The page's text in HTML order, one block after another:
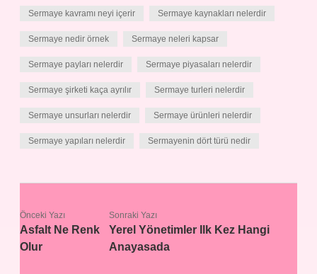
Sermaye kavramı neyi içerir Sermaye kaynakları nelerdir
Sermaye nedir örnek Sermaye neleri kapsar
Sermaye payları nelerdir Sermaye piyasaları nelerdir
Sermaye şirketi kaça ayrılır Sermaye turleri nelerdir
Sermaye unsurları nelerdir Sermaye ürünleri nelerdir
Sermaye yapıları nelerdir Sermayenin dört türü nedir
Önceki Yazı
Asfalt Ne Renk
Olur
Sonraki Yazı
Yerel Yönetimler Ilk Kez Hangi
Anayasada